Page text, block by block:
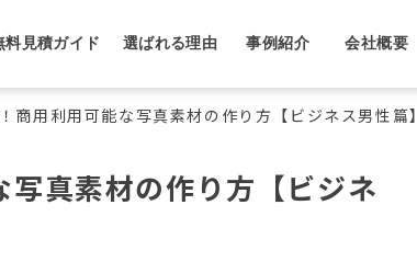
料見積ガイド 選ばれる理由 事例紹介 会社概要
商用利用可能な写真素材の作り方【ビジネス男性篇】
真素材の作り方【ビジネ